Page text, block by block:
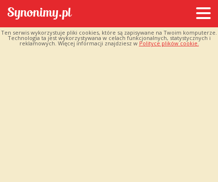
Ten serwis wykorzystuje pliki cookies, które są zapisywane na Twoim komputerze.
Technologia ta jest wykorzystywana w celach funkcjonalnych, statystycznych i
reklamowych. Więcej informacji znajdziesz w Polityce plików cookie.